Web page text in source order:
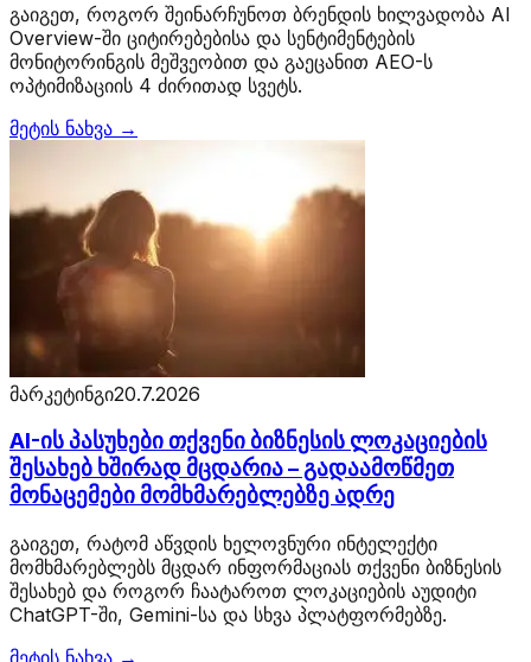
გაიგეთ, როგორ შეინარჩუნოთ ბრენდის ხილვადობა AI
Overview-ში ციტირებებისა და სენტიმენტების
მონიტორინგის მეშვეობით და გაეცანით AEO-ს
ოპტიმიზაციის 4 ძირითად სვეტს.
მეტის ნახვა →
მარკეტინგი20.7.2026
AI-ის პასუხები თქვენი ბიზნესის ლოკაციების
შესახებ ხშირად მცდარია – გადაამოწმეთ
მონაცემები მომხმარებლებზე ადრე
გაიგეთ, რატომ აწვდის ხელოვნური ინტელექტი
მომხმარებლებს მცდარ ინფორმაციას თქვენი ბიზნესის
შესახებ და როგორ ჩაატაროთ ლოკაციების აუდიტი
ChatGPT-ში, Gemini-სა და სხვა პლატფორმებზე.